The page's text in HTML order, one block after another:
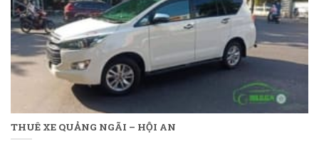
THUÊ XE QUẢNG NGÃI – HỘI AN